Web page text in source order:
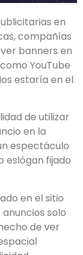
en
compañías
banners en
YouTube
estaría en el
de utilizar
en la
espectáculo
eslógan fijado
en el sitio
solo
de ver